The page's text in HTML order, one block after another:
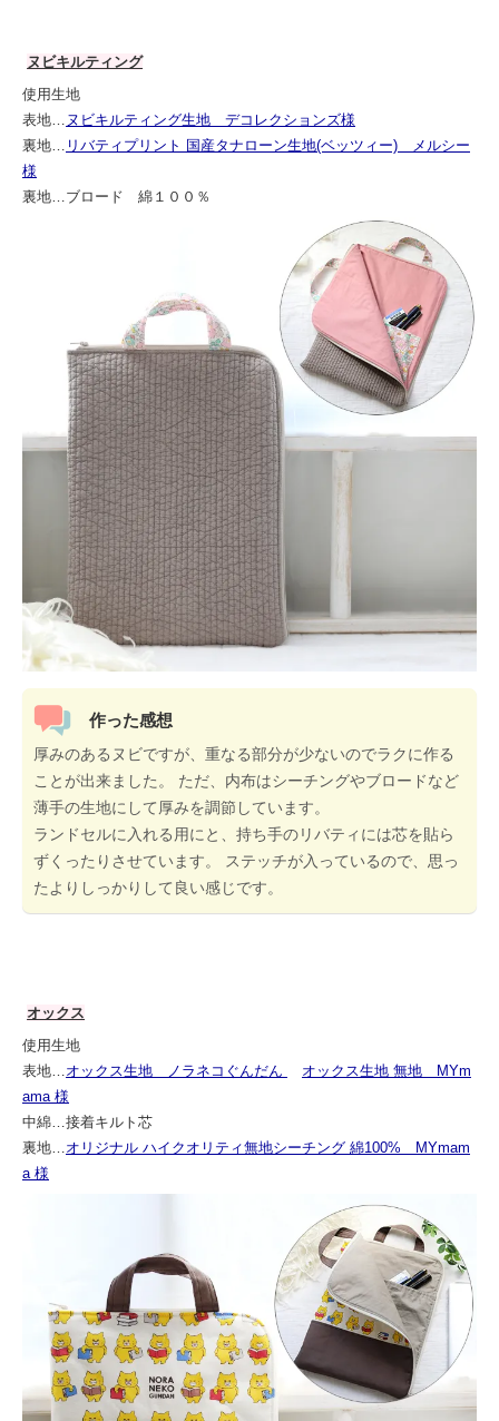
ヌビキルティング
使用生地
表地… ヌビキルティング生地 デコレクションズ様
裏地… リバティプリント 国産タナローン生地(ベッツィー) メルシー
様
裏地…ブロード 綿１００％
作った感想
厚みのあるヌビですが、重なる部分が少ないのでラクに作る
ことが出来ました。 ただ、内布はシーチングやブロードなど
薄手の生地にして厚みを調節しています。
ランドセルに入れる用にと、持ち手のリバティには芯を貼ら
ずくったりさせています。 ステッチが入っているので、思っ
たよりしっかりして良い感じです。
オックス
使用生地
表地…オックス生地 ノラネコぐんだん
オックス生地 無地 MYm
ama 様
中綿…接着キルト芯
裏地…オリジナル ハイクオリティ無地シーチング 綿100% MYmam
a 様